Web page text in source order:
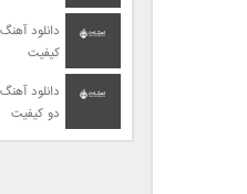
دانلود
کیفیت
دانلود
دو کیفیت